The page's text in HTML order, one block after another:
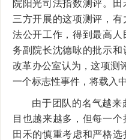
院阳光司法指数测评。
三方开展的这项测评，有
法公开工作，得到最高人
务副院长沈德咏的批示
改革办公室认为，这项测
一个标志性事件，将载入
由于团队的名气越来
目也越来越多，但每一
田禾的慎重考虑和严格